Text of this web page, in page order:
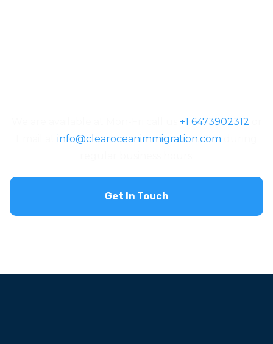
+1 6473902312
info@clearoceanimmigration.com
Get In Touch